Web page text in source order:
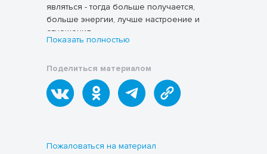
являться - тогда больше получается,
больше энергии, лучше настроение и
отношения.
Составить чек - лист событий/
мероприятий в своем городе,
которые будет интересно посетить
сверстникам, которые помогут
интересные и те, что могут быть
Показать полностью
Поделиться материалом
Пожаловаться на материал